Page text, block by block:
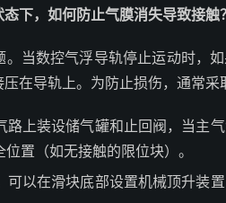
下，如何防止气膜消失导致接触
当数控气浮导轨停止运动时，
在导轨上。为防止损伤，通常采
路上装设储气罐和止回阀，当主
置（如无接触的限位块）。
可以在滑块底部设置机械顶升装